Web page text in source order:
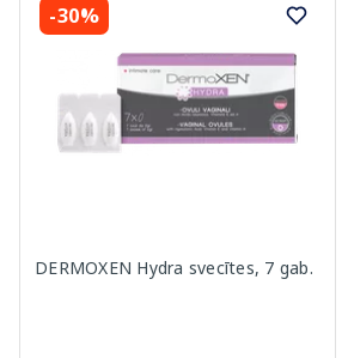
-30%
DERMOXEN Hydra svecītes, 7 gab.